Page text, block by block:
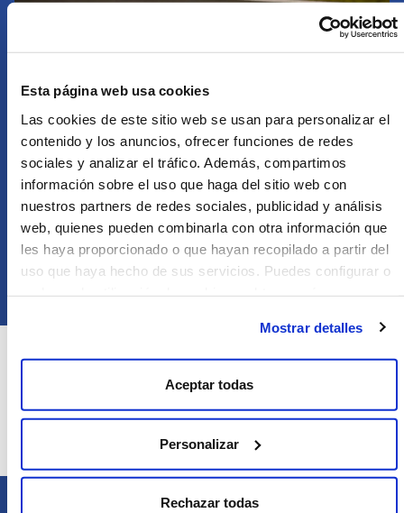
Esta página web usa cookies
Las cookies de este sitio web se usan para personalizar el
contenido y los anuncios, ofrecer funciones de redes
sociales y analizar el tráfico. Además, compartimos
información sobre el uso que haga del sitio web con
nuestros partners de redes sociales, publicidad y análisis
web, quienes pueden combinarla con otra información que
les haya proporcionado o que hayan recopilado a partir del
uso que haya hecho de sus servicios. Puedes configurar o
Mostrar detalles
Aceptar todas
Personalizar
Rechazar todas
se abre en una pestaña nueva
MotoGP